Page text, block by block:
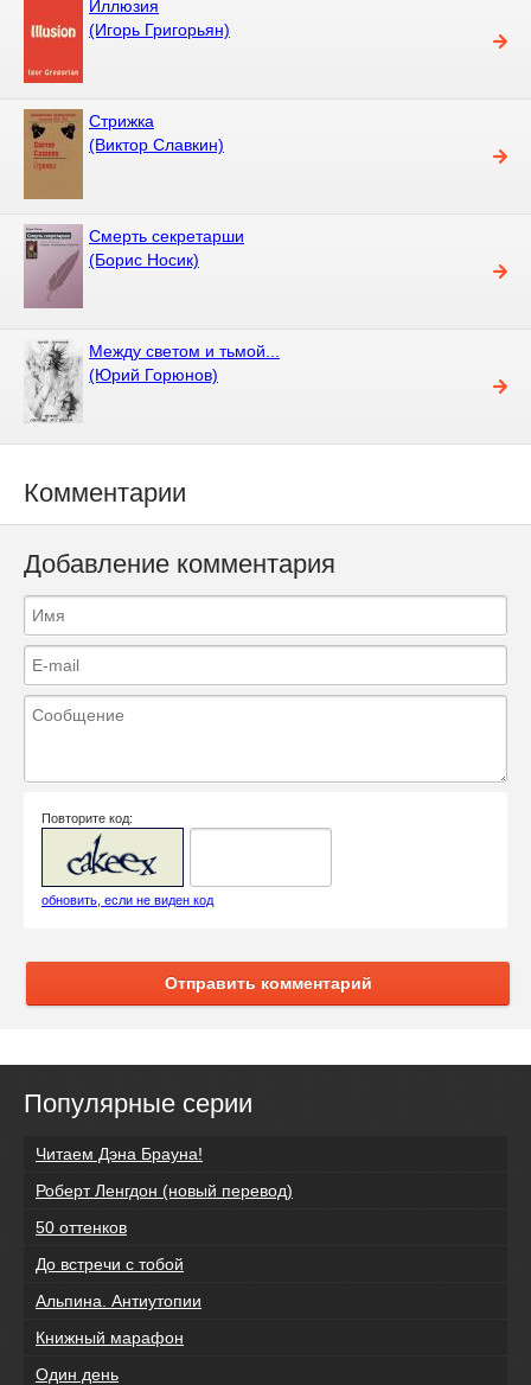
Иллюзия
(Игорь Григорьян)
Стрижка
(Виктор Славкин)
Смерть секретарши
(Борис Носик)
Между светом и тьмой...
(Юрий Горюнов)
Комментарии
Добавление комментария
Повторите код:
обновить, если не виден код
Отправить комментарий
Популярные серии
Читаем Дэна Брауна!
Роберт Ленгдон (новый перевод)
50 оттенков
До встречи с тобой
Альпина. Антиутопии
Книжный марафон
Один день